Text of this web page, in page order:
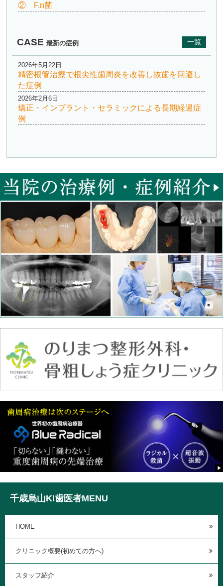
② F.n菌
CASE 最新の症例 一覧
2026年5月22日
精密根管治療で根尖性歯周炎を改善し抜歯を回避し
た症例
2026年2月6日
矯正・インプラント・セラミックによる長期経過症
例
千歳烏山KI歯医者MENU
HOME
クリニック概要(初めての方へ)
スタッフ紹介